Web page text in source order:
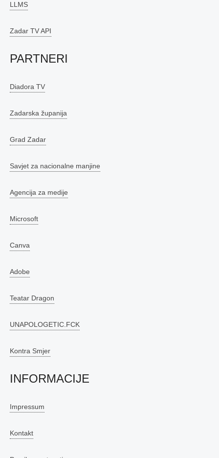
LLMS
Zadar TV API
PARTNERI
Diadora TV
Zadarska županija
Grad Zadar
Savjet za nacionalne manjine
Agencija za medije
Microsoft
Canva
Adobe
Teatar Dragon
UNAPOLOGETIC.FCK
Kontra Smjer
INFORMACIJE
Impressum
Kontakt